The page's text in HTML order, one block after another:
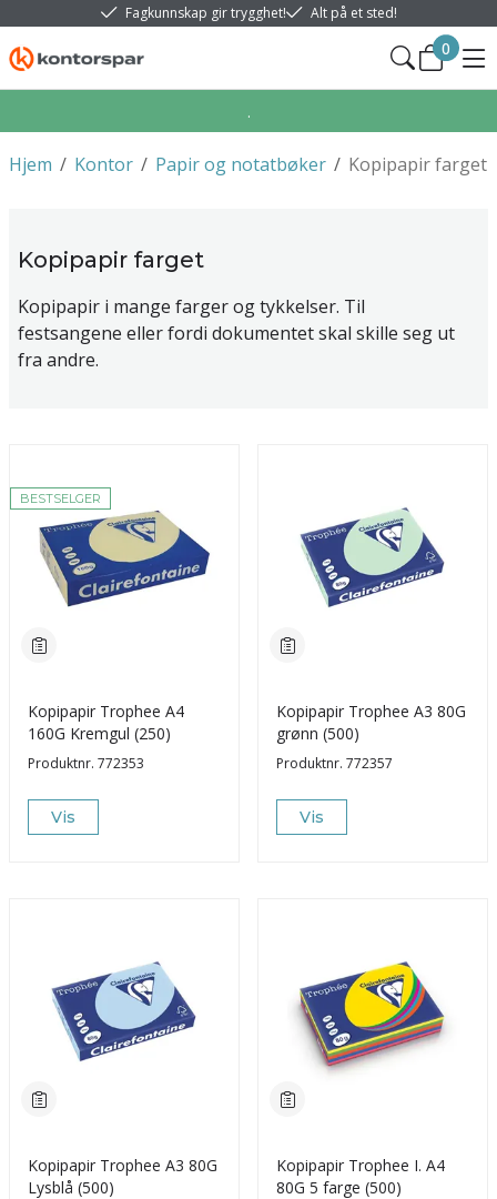
Fagkunnskap gir trygghet! Alt på et sted!
0
.
/
Hjem /
Kontor /
Papir og notatbøker Kopipapir farget
Kopipapir farget
Kopipapir i mange farger og tykkelser. Til
festsangene eller fordi dokumentet skal skille seg ut
fra andre.
BESTSELGER
Kopipapir Trophee A4
160G Kremgul (250)
Produktnr. 772353
Vis
Kopipapir Trophee A3 80G
grønn (500)
Produktnr. 772357
Vis
Kopipapir Trophee A3 80G
Lysblå (500)
Kopipapir Trophee I. A4
80G 5 farge (500)